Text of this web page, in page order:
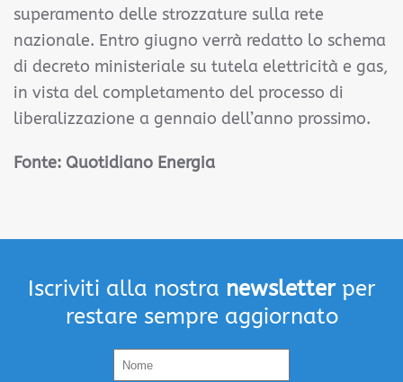
superamento delle strozzature sulla rete
nazionale. Entro giugno verrà redatto lo schema
di decreto ministeriale su tutela elettricità e gas,
in vista del completamento del processo di
liberalizzazione a gennaio dell’anno prossimo.
Fonte: Quotidiano Energia
Iscriviti alla nostra newsletterper
restare sempre aggiornato